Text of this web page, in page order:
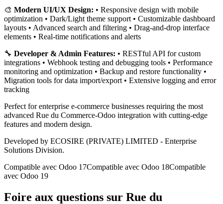
🎨 Modern UI/UX Design: • Responsive design with mobile
optimization • Dark/Light theme support • Customizable dashboard
layouts • Advanced search and filtering • Drag-and-drop interface
elements • Real-time notifications and alerts
🔧 Developer & Admin Features: • RESTful API for custom
integrations • Webhook testing and debugging tools • Performance
monitoring and optimization • Backup and restore functionality •
Migration tools for data import/export • Extensive logging and error
tracking
Perfect for enterprise e-commerce businesses requiring the most
advanced Rue du Commerce-Odoo integration with cutting-edge
features and modern design.
Developed by ECOSIRE (PRIVATE) LIMITED - Enterprise
Solutions Division.
Compatible avec Odoo 17Compatible avec Odoo 18Compatible
avec Odoo 19
Foire aux questions sur Rue du